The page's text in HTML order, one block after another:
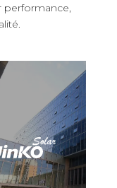
performance,